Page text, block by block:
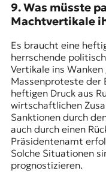
9. Was müsste
Machtvertikale
Es braucht eine
herrschende
Vertikale ins
Massenproteste der
heftigen Druck aus
wirtschaftlichen
Sanktionen durch
auch durch einen
Präsidentenamt
Solche Situationen
prognostizieren.